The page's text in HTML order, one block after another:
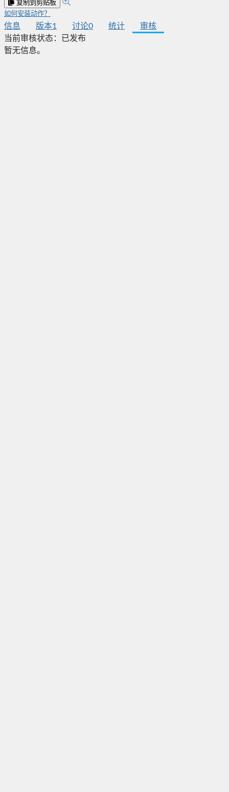
复制到剪贴板
如何安装动作？
信息 版本1 讨论0 统计
审核
当前审核状态：
已发布
暂无信息。